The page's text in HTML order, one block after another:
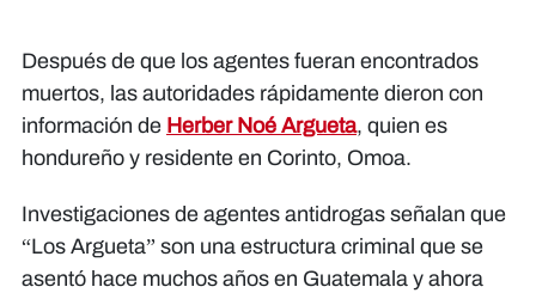
Después de que los agentes fueran encontrados
muertos, las autoridades rápidamente dieron con
información de Herber Noé Argueta, quien es
hondureño y residente en Corinto, Omoa.
Investigaciones de agentes antidrogas señalan que
“Los Argueta” son una estructura criminal que se
asentó hace muchos años en Guatemala y ahora